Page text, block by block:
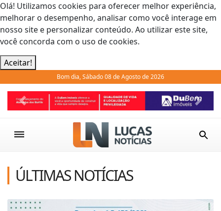
Olá! Utilizamos cookies para oferecer melhor experiência,
melhorar o desempenho, analisar como você interage em
nosso site e personalizar conteúdo. Ao utilizar este site,
você concorda com o uso de cookies.
Aceitar!
Bom dia, Sábado 08 de Agosto de 2026
Previous Next
ÚLTIMAS NOTÍCIAS